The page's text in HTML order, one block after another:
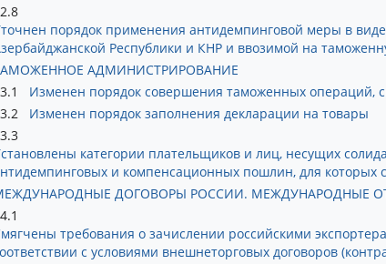
2.8
порядок применения антидемпинговой меры в
Республики и КНР и ввозимой на
АДМИНИСТРИРОВАНИЕ
3.1
Изменен порядок совершения таможенных операций,
3.2
Изменен порядок заполнения декларации на товары
3.3
категории плательщиков и лиц, несущих
и компенсационных пошлин, для
ДОГОВОРЫ РОССИИ. МЕЖДУНАРОДНЫЕ
4.1
требования о зачислении российскими
с условиями внешнеторговых договоров